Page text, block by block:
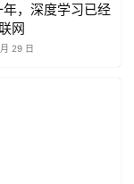
，深度学习已经
网
29 日